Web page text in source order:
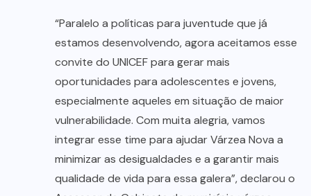
“Paralelo a políticas para juventude que já
estamos desenvolvendo, agora aceitamos esse
convite do UNICEF para gerar mais
oportunidades para adolescentes e jovens,
especialmente aqueles em situação de maior
vulnerabilidade. Com muita alegria, vamos
integrar esse time para ajudar Várzea Nova a
minimizar as desigualdades e a garantir mais
qualidade de vida para essa galera”, declarou o